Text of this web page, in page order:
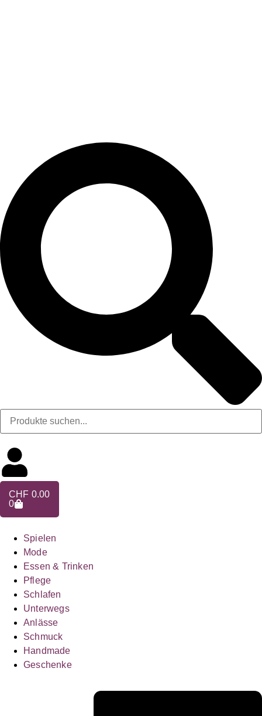
CHF 0.00
0
Spielen
Mode
Essen & Trinken
Pflege
Schlafen
Unterwegs
Anlässe
Schmuck
Handmade
Geschenke